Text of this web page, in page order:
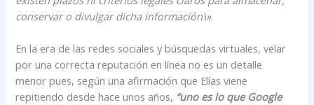
conservar o divulgar dicha información\».
En la era de las redes sociales y búsquedas virtuales, velar
por una correcta reputación en línea no es un detalle
menor pues, según una afirmación que Elías viene
repitiendo desde hace unos años, “uno es lo que Google